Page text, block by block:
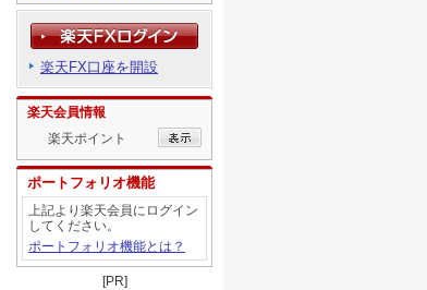
楽天FX口座を開設
楽天会員情報
楽天ポイント
ポートフォリオ機能
上記より楽天会員にログイン
してください。
ポートフォリオ機能とは？
[PR]